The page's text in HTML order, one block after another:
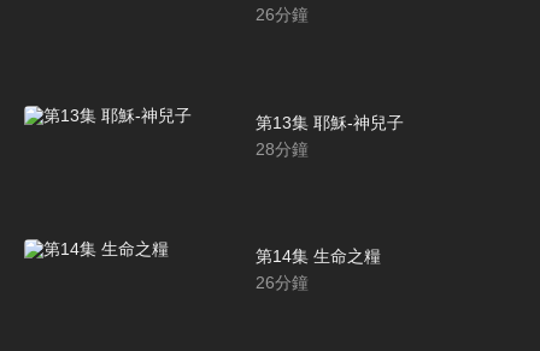
26分鐘
第13集 耶穌-神兒子
28分鐘
第14集 生命之糧
26分鐘